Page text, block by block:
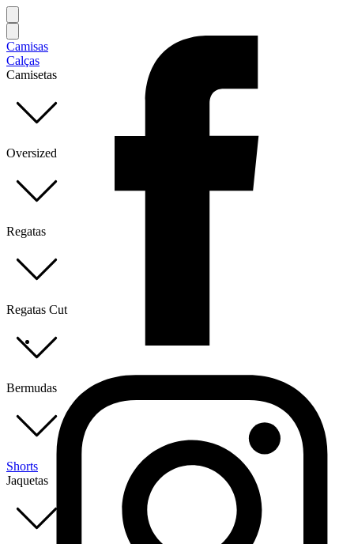
Camisas
Calças
Camisetas
Oversized
Regatas
Regatas Cut
Bermudas
Shorts
Jaquetas